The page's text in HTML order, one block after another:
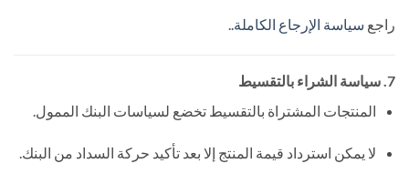
راجع سياسة الإرجاع الكاملة..
7. سياسة الشراء بالتقسيط
المنتجات المشتراة بالتقسيط تخضع لسياسات البنك الممول.
لا يمكن استرداد قيمة المنتج إلا بعد تأكيد حركة السداد من البنك.